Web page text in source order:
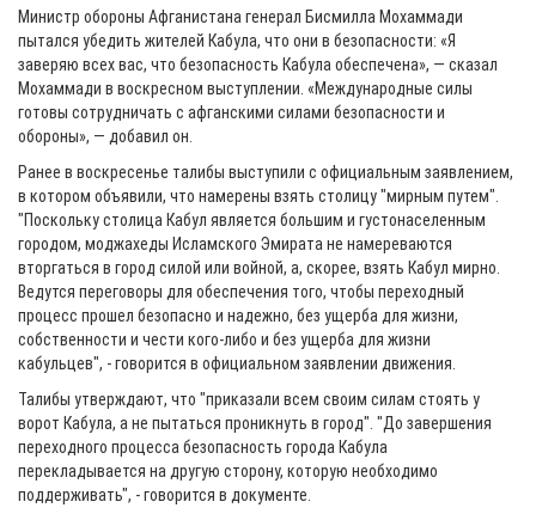
Министр обороны Афганистана генерал Бисмилла Мохаммади
пытался убедить жителей Кабула, что они в безопасности: «Я
заверяю всех вас, что безопасность Кабула обеспечена», — сказал
Мохаммади в воскресном выступлении. «Международные силы
готовы сотрудничать с афганскими силами безопасности и
обороны», — добавил он.
Ранее в воскресенье талибы выступили с официальным заявлением,
в котором объявили, что намерены взять столицу "мирным путем".
"Поскольку столица Кабул является большим и густонаселенным
городом, моджахеды Исламского Эмирата не намереваются
вторгаться в город силой или войной, а, скорее, взять Кабул мирно.
Ведутся переговоры для обеспечения того, чтобы переходный
процесс прошел безопасно и надежно, без ущерба для жизни,
собственности и чести кого-либо и без ущерба для жизни
кабульцев", - говорится в официальном заявлении движения.
Талибы утверждают, что "приказали всем своим силам стоять у
ворот Кабула, а не пытаться проникнуть в город". "До завершения
переходного процесса безопасность города Кабула
перекладывается на другую сторону, которую необходимо
поддерживать", - говорится в документе.